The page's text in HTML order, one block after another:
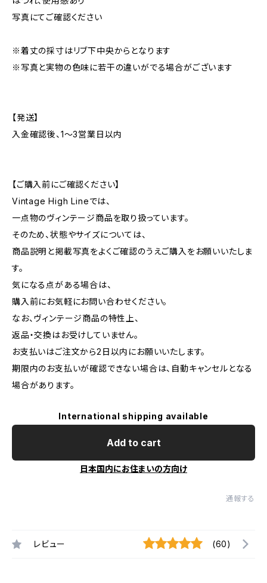
写真にてご確認ください
※着丈の採寸はリブ下中央からとなります
※写真と実物の色味に若干の違いがでる場合がございます
【発送】
入金確認後、1〜3営業日以内
【ご購入前にご確認ください】
Vintage High Lineでは、
一点物のヴィンテージ商品を取り扱っています。
そのため、状態やサイズについては、
商品説明と掲載写真をよくご確認のうえご購入をお願いいたしま
す。
気になる点がある場合は、
購入前にお気軽にお問い合わせください。
なお、ヴィンテージ商品の特性上、
返品・交換はお受けしていません。
お支払いはご注文から2日以内にお願いいたします。
期限内のお支払いが確認できない場合は、自動キャンセルとなる
場合があります。
International shipping available
Add to cart
日本国内にお住まいの方向け
通報する
レビュー (60)